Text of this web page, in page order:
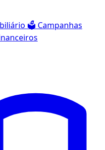
🗳️ Campanhas